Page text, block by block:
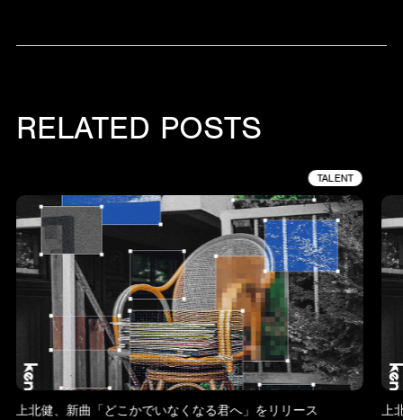
RELATED POSTS
TALENT
上北健、新曲「どこかでいなくなる君へ」をリリース 上